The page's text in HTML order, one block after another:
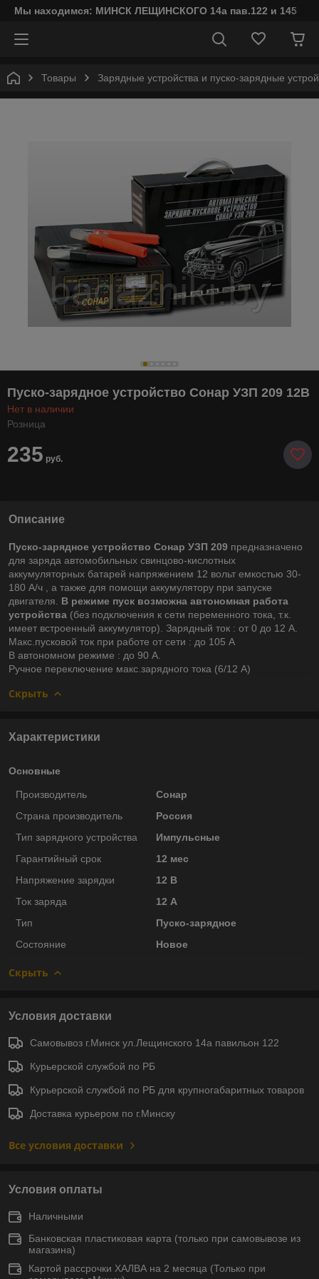
Мы находимся: МИНСК ЛЕЩИНСКОГО 14а пав.122 и 145
Товары Зарядные устройства и пуско-зарядные
Пуско-зарядное устройство Сонар УЗП 209 12В
Нет в наличии
Розница
235 руб.
Описание
Пуско-зарядное устройство Coнар УЗП 209 предназначено
для заряда автомобильных свинцово-кислотных
аккумуляторных батарей напряжением 12 вольт емкостью 30-
180 А/ч , а также для помощи аккумулятору при запуске
двигателя. В режиме пуск возможна автономная работа
устройства (без подключения к сети переменного тока, т.к.
имеет встроенный аккумулятор). Зарядный ток : от 0 до 12 А.
Макс.пусковой ток при работе от сети : до 105 А
В автономном режиме : до 90 А.
Ручное переключение макс.зарядного тока (6/12 А)
Скрыть
Характеристики
Основные
Производитель
Сонар
Страна производитель
Россия
Тип зарядного устройства
Импульсные
Гарантийный срок
12 мес
Напряжение зарядки
12 В
Ток заряда
12 А
Тип
Пуско-зарядное
Состояние
Новое
Скрыть
Условия доставки
Самовывоз г.Минск ул.Лещинского 14а павильон 122
Курьерской службой по РБ
Курьерской службой по РБ для крупногабаритных товаров
Доставка курьером по г.Минску
Все условия доставки
Условия оплаты
Наличными
Банковская пластиковая карта (только при самовывозе из
магазина)
Картой рассрочки ХАЛВА на 2 месяца (Только при